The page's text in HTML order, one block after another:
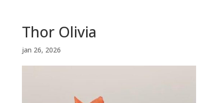
Thor Olivia
jan 26, 2026